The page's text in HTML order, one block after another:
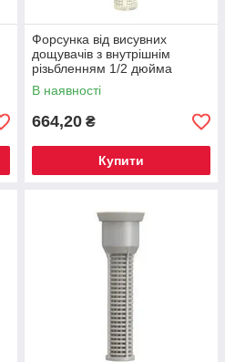
Форсунка від висувних
дощувачів з внутрішнім
різьбленням 1/2 дюйма
Presto-PS, в упаковці - 10 шт.
(451234)
В наявності
664,20 ₴
Купити